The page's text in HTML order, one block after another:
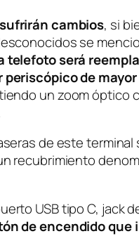
cambios, si
se
telefoto será
periscópico de mayor
un zoom óptico
de este terminal
recubrimiento
USB tipo C, jack
de encendido que